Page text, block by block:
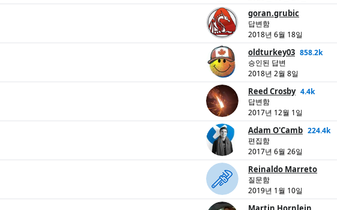
goran.grubic
답변함
2018년 6월 18일
oldturkey03 858.2k
승인된 답변
2018년 2월 8일
Reed Crosby 4.4k
답변함
2017년 12월 1일
Adam O'Camb 224.4k
편집함
2017년 6월 26일
Reinaldo Marreto
질문함
2019년 1월 10일